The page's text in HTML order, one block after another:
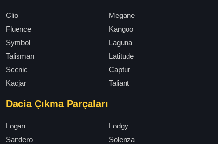
Clio
Megane
Fluence
Kangoo
Symbol
Laguna
Talisman
Latitude
Scenic
Captur
Kadjar
Taliant
Dacia Çıkma Parçaları
Logan
Lodgy
Sandero
Solenza